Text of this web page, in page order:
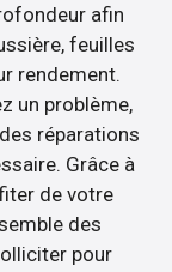
afin
feuilles
rendement.
un problème,
réparations
Grâce à
de votre
des
pour